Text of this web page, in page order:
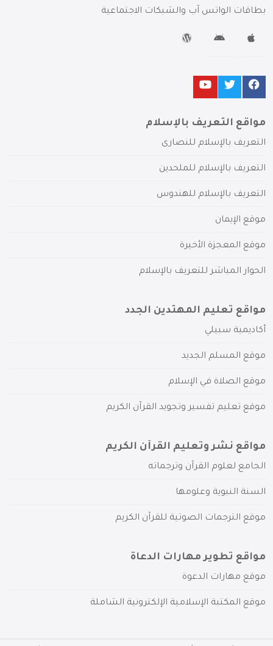
بطاقات الواتس آب والشبكات الاجتماعية
مواقع التعريف بالإسلام
التعريف بالإسلام للنصارى
التعريف بالإسلام للملحدين
التعريف بالإسلام للهندوس
موقع الإيمان
موقع المعجزة الأخيرة
الحوار المباشر للتعريف بالإسلام
مواقع تعليم المهتدين الجدد
أكاديمية سبيلي
موقع المسلم الجديد
موقع الصلاة في الإسلام
موقع تعليم تفسير وتجويد القرآن الكريم
مواقع نشر وتعليم القرآن الكريم
الجامع لعلوم القرآن وترجماته
السنة النبوية وعلومها
موقع الترجمات الصوتية للقرآن الكريم
مواقع تطوير مهارات الدعاة
موقع مهارات الدعوة
موقع المكتبة الإسلامية الإلكترونية الشاملة